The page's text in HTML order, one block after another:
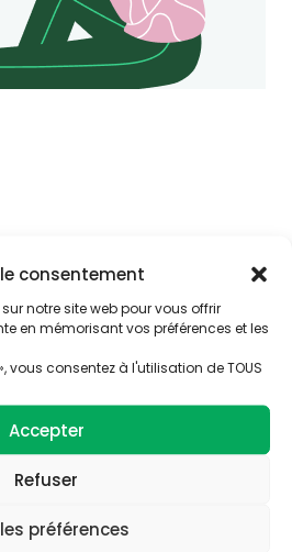
consentement
notre site web pour vous offrir
en mémorisant vos préférences et les
vous consentez à l'utilisation de TOUS
Accepter
Refuser
préférences
nos articles
BIODIVERSITE